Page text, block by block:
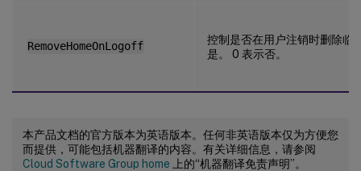
RemoveHomeOnLogoff
控制是否在用户注销时删除临
是。 0 表示否。
本产品文档的官方版本为英语版本。任何非英语版本仅为方便您
而提供，可能包括机器翻译的内容。有关详细信息，请参阅
Cloud Software Group home 上的“机器翻译免责声明”。